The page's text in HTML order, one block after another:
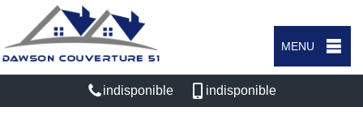
MENU
indisponible indisponible